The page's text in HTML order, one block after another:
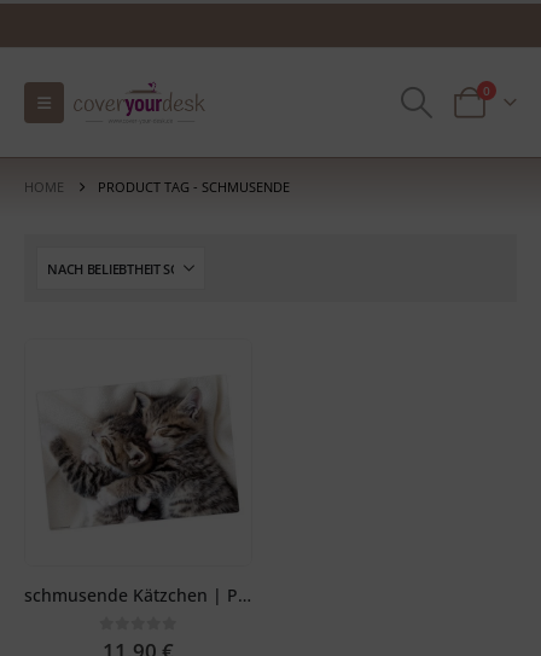
0
HOME PRODUCT TAG - SCHMUSENDE
schmusende Kätzchen | Platzsets aus Premium-Vinyl 44 x 32 cm – 1 Stück
0out of 5
11,90 €